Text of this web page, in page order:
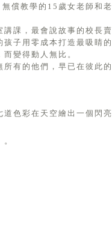
償教學的15歲女老師和老
課，最會說故事的校長賣
子用零成本打造最吸睛的
變得動人無比。
有的他們，早已在彼此的
色彩在天空繪出一個閃亮